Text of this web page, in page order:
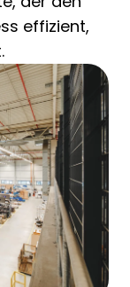
effizient,